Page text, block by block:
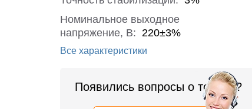
Номинальное выходное
напряжение, В: 220±3%
Все характеристики
Появились вопросы о товаре?